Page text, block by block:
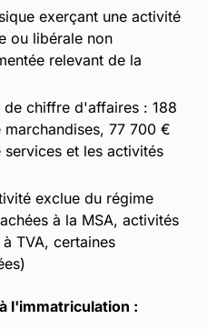
exerçant une activité
ou libérale non
relevant de la
de chiffre d'affaires : 188
77 700 €
et les activités
exclue du régime
à la MSA, activités
TVA, certaines
l'immatriculation :